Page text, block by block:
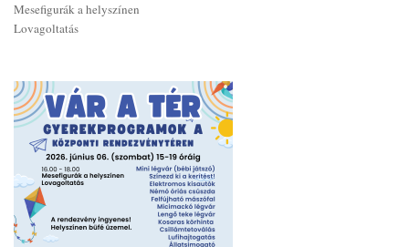
Mesefigurák a helyszínen
Lovagoltatás